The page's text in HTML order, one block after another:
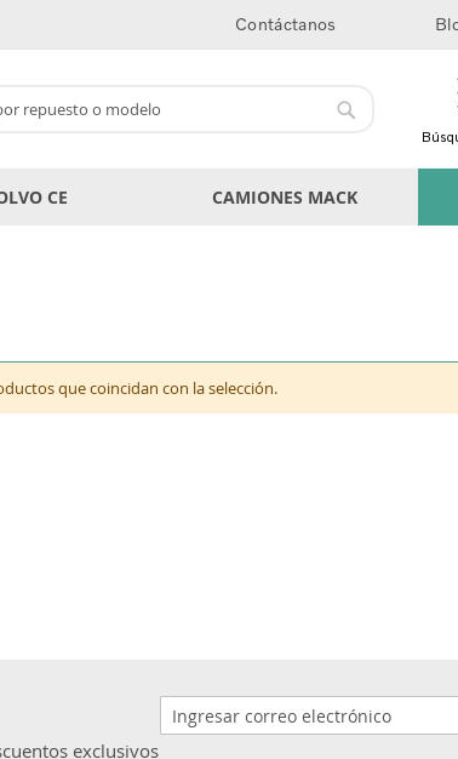
Contáctanos
CE CAMIONES MACK
que coincidan con la selección.
exclusivos